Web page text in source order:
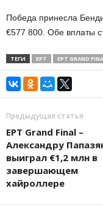
Победа принесла
€577 800. Обе вплаты
ТЕГИ EPT EPT GRAND
Предыдущая статья
EPT Grand Final –
Александру
выиграл €1,2 млн в
завершающем
хайроллере